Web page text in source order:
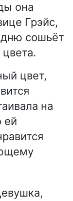
она
Грэйс,
дню сошьёт
цвет,
на
ей